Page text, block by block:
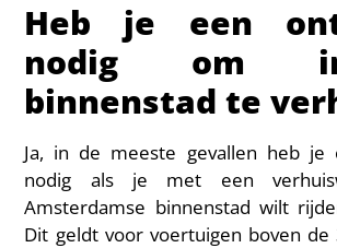
Heb je een
nodig om
binnenstad te
Ja, in de meeste gevallen heb je
nodig als je met een
Amsterdamse binnenstad wilt
Dit geldt voor voertuigen boven de